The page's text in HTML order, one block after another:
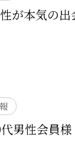
が本気の出
男性会員様